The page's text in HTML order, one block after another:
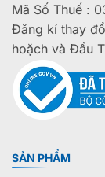
Mã Số Thuế :
Đăng kí thay
hoặch và Đầu
SẢN PHẨM